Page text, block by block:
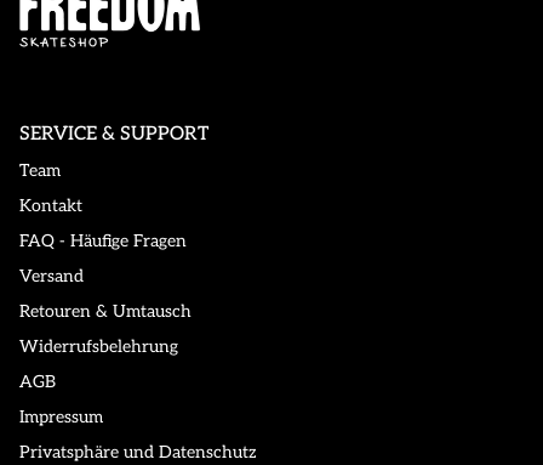
SERVICE & SUPPORT
Team
Kontakt
FAQ - Häufige Fragen
Versand
Retouren & Umtausch
Widerrufsbelehrung
AGB
Impressum
Privatsphäre und Datenschutz